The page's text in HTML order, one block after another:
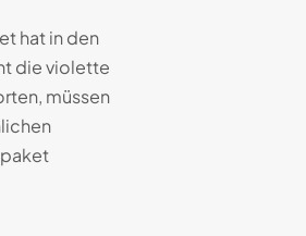
hat in den
die violette
müssen